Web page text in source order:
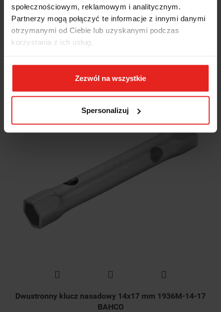
społecznościowym, reklamowym i analitycznym.
Partnerzy mogą połączyć te informacje z innymi danymi
otrzymanymi od Ciebie lub uzyskanymi podczas
korzystania z ich usług.
Zezwól na wszystkie
Spersonalizuj
164.73
164.73
Dwustronny klucz nasadowy 14x17 mm 1936M-14-17
BAHCO